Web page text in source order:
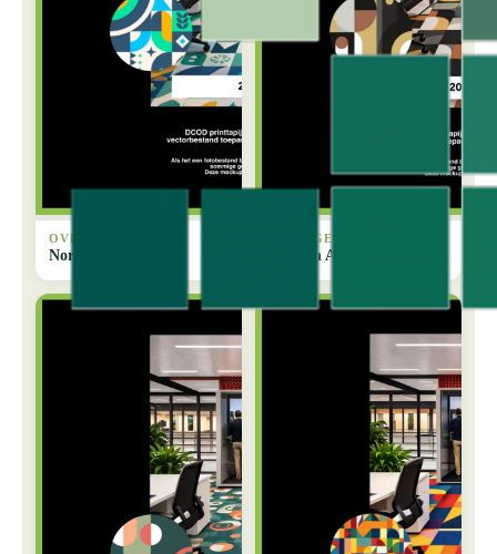
OVERIGE
Nordic Tiles
OVERIGE
Modern Arches